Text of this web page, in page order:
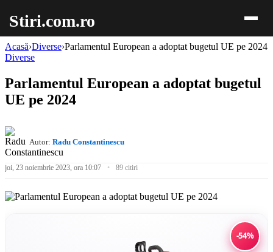
Stiri.com.ro
Acasă›Diverse›Parlamentul European a adoptat bugetul UE pe 2024
Diverse
Parlamentul European a adoptat bugetul
UE pe 2024
Autor: Radu Constantinescu
joi, 23 noiembrie 2023, ora 10:07 89 citiri
-54%